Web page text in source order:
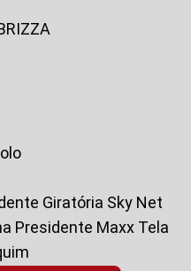
Giratória Sky Net
Presidente Maxx Tela